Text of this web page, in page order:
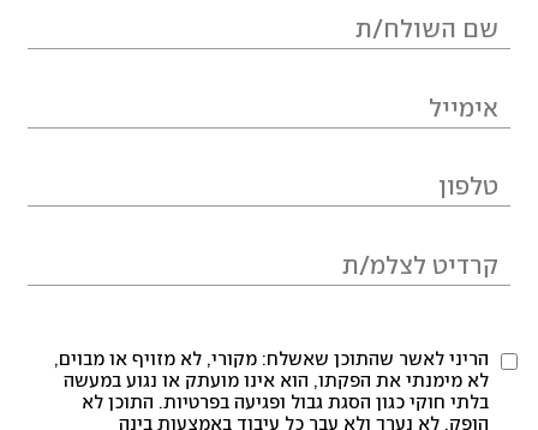
הריני לאשר שהתוכן שאשלח: מקורי, לא מזויף או מבוים,
לא מימנתי את הפקתו, הוא אינו מועתק או נגוע במעשה
בלתי חוקי כגון הסגת גבול ופגיעה בפרטיות. התוכן לא
הופק, לא נערך ולא עבר כל עיבוד באמצעות בינה